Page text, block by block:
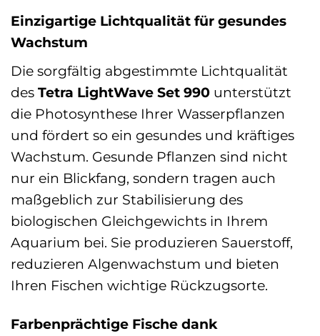
Einzigartige Lichtqualität für gesundes
Wachstum
Die sorgfältig abgestimmte Lichtqualität
des Tetra LightWave Set 990 unterstützt
die Photosynthese Ihrer Wasserpflanzen
und fördert so ein gesundes und kräftiges
Wachstum. Gesunde Pflanzen sind nicht
nur ein Blickfang, sondern tragen auch
maßgeblich zur Stabilisierung des
biologischen Gleichgewichts in Ihrem
Aquarium bei. Sie produzieren Sauerstoff,
reduzieren Algenwachstum und bieten
Ihren Fischen wichtige Rückzugsorte.
Farbenprächtige Fische dank